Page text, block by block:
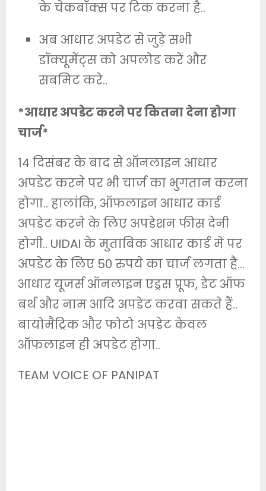
के चेकबॉक्स पर टिक करना है..
अब आधार अपडेट से जुड़े सभी
डॉक्यूमेंट्स को अपलोड करें और
सबमिट करे..
*आधार अपडेट करने पर कितना देना होगा
चार्ज*
14 दिसंबर के बाद से ऑनलाइन आधार
अपडेट करने पर भी चार्ज का भुगतान करना
होगा.. हालांकि, ऑफलाइन आधार कार्ड
अपडेट करने के लिए अपडेशन फीस देनी
होगी.. UIDAI के मुताबिक आधार कार्ड में पर
अपडेट के लिए 50 रुपये का चार्ज लगता है…
आधार यूजर्स ऑनलाइन एड्रस प्रूफ, डेट ऑफ
बर्थ और नाम आदि अपडेट करवा सकते हैं..
बायोमैट्रिक और फोटो अपडेट केवल
ऑफलाइन ही अपडेट होगा..
TEAM VOICE OF PANIPAT